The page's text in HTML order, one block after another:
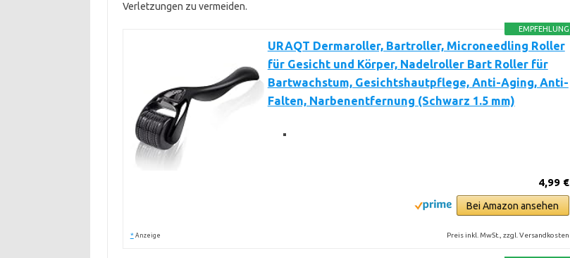
Verletzungen zu vermeiden.
EMPFEHLUNG
URAQT Dermaroller, Bartroller, Microneedling Roller
für Gesicht und Körper, Nadelroller Bart Roller für
Bartwachstum, Gesichtshautpflege, Anti-Aging, Anti-
Falten, Narbenentfernung (Schwarz 1.5 mm)
4,99 €
Bei Amazon ansehen
* Anzeige Preis inkl. MwSt., zzgl. Versandkosten